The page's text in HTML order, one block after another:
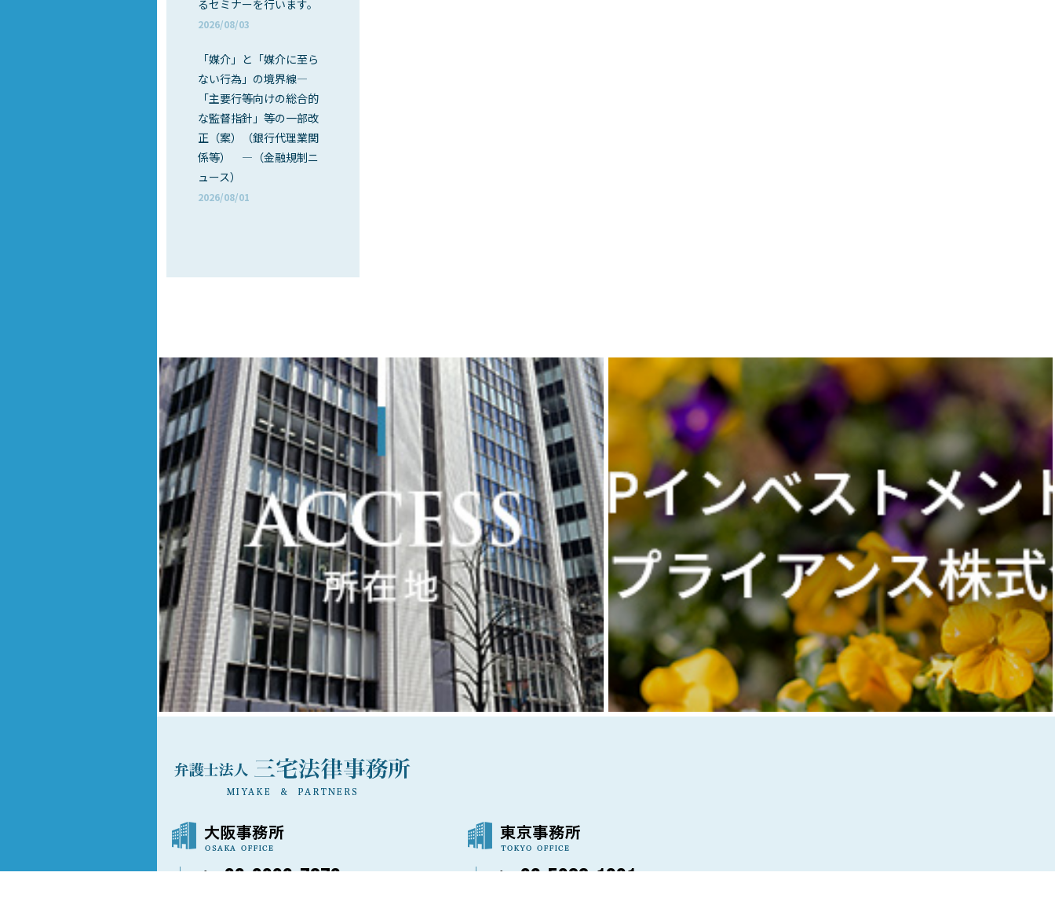
るセミナーを行います。
2026/08/03
「媒介」と「媒介に至ら
ない行為」の境界線―
「主要行等向けの総合的
な監督指針」等の一部改
正（案）（銀行代理業関
係等） ―（金融規制ニ
ュース）
2026/08/01
06-6202-7873 03-5288-1021